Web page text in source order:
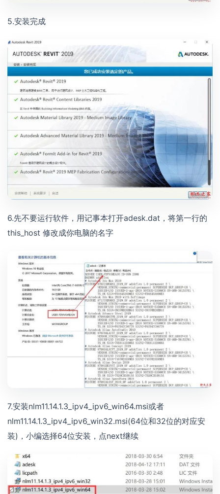
5.安装完成
6.先不要运行软件，用记事本打开adesk.dat，将第一行的
this_host 修改成你电脑的名字
7.安装nlm11.14.1.3_ipv4_ipv6_win64.msi或者
nlm11.14.1.3_ipv4_ipv6_win32.msi(64位和32位的对应安
装)，小编选择64位安装，点next继续